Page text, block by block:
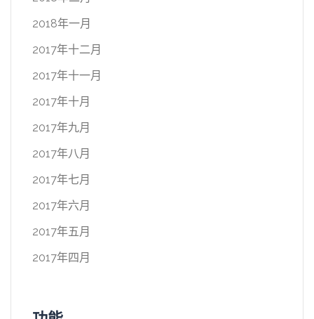
2018年一月
2017年十二月
2017年十一月
2017年十月
2017年九月
2017年八月
2017年七月
2017年六月
2017年五月
2017年四月